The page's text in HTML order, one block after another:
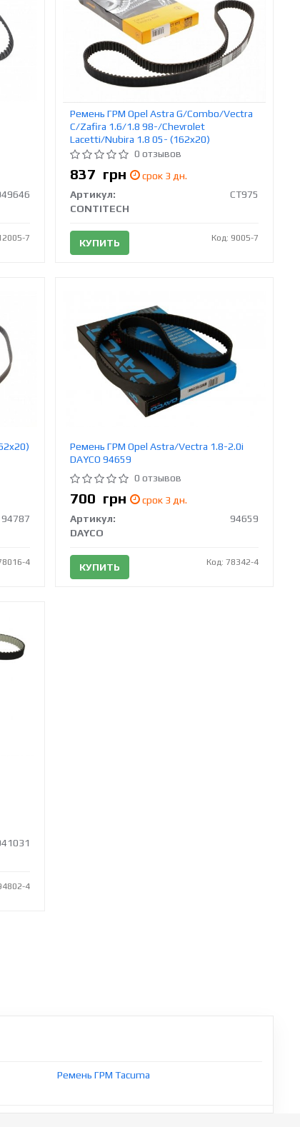
7
Ремень ГРМ Opel Astra G/Combo/Vectra
C/Zafira 1.6/1.8 98-/Chevrolet
Lacetti/Nubira 1.8 05- (162x20)
CONTINENTAL CT975
0 отзывов
837 грн
срок 3 дн.
Артикул:
CT975
CONTITECH
КУПИТЬ Код: 9005-7
94787
4
Ремень ГРМ Opel Astra/Vectra 1.8-2.0i
DAYCO 94659
0 отзывов
700 грн
срок 3 дн.
Артикул:
94659
DAYCO
КУПИТЬ Код: 78342-4
4
Ремень ГРМ Tacuma